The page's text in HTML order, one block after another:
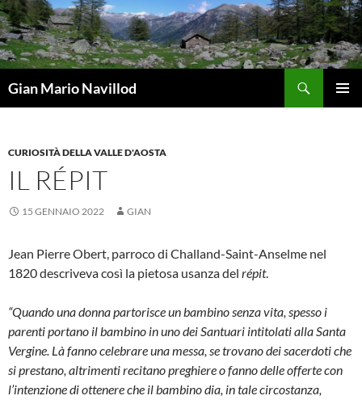
Vai
al
contenuto
Gian Mario Navillod
CURIOSITÀ DELLA VALLE D'AOSTA
IL RÉPIT
15 GENNAIO 2022 GIAN
Jean Pierre Obert, parroco di Challand-Saint-Anselme nel
1820 descriveva così la pietosa usanza del répit.
“Quando una donna partorisce un bambino senza vita, spesso i
parenti portano il bambino in uno dei Santuari intitolati alla Santa
Vergine. Là fanno celebrare una messa, se trovano dei sacerdoti che
si prestano, altrimenti recitano preghiere o fanno delle offerte con
l’intenzione di ottenere che il bambino dia, in tale circostanza,